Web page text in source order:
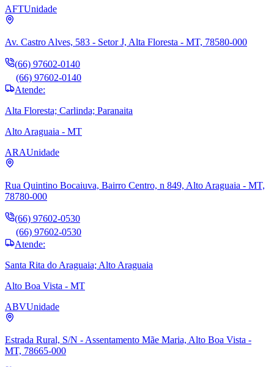
AFTUnidade
Av. Castro Alves, 583 - Setor J, Alta Floresta - MT, 78580-000
(66) 97602-0140
(66) 97602-0140
Atende:
Alta Floresta; Carlinda; Paranaita
Alto Araguaia - MT
ARAUnidade
Rua Quintino Bocaiuva, Bairro Centro, n 849, Alto Araguaia - MT,
78780-000
(66) 97602-0530
(66) 97602-0530
Atende:
Santa Rita do Araguaia; Alto Araguaia
Alto Boa Vista - MT
ABVUnidade
Estrada Rural, S/N - Assentamento Mãe Maria, Alto Boa Vista -
MT, 78665-000